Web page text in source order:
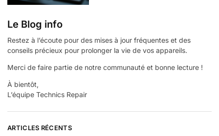
Le Blog info
Restez à l’écoute pour des mises à jour fréquentes et des
conseils précieux pour prolonger la vie de vos appareils.
Merci de faire partie de notre communauté et bonne lecture !
À bientôt,
L’équipe Technics Repair
ARTICLES RÉCENTS